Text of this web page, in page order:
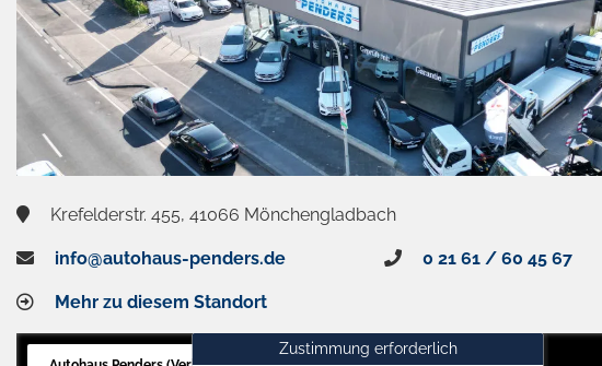
Krefelderstr. 455, 41066 Mönchengladbach
info@autohaus-penders.de 0 21 61 / 60 45 67
Mehr zu diesem Standort
Zustimmung erforderlich